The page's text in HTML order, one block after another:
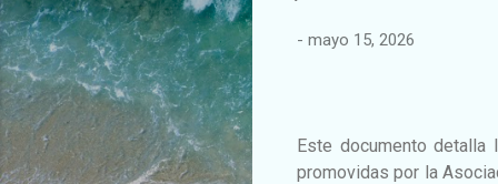
- mayo 15, 2026
Este documento detalla
promovidas por la